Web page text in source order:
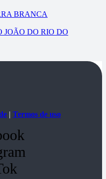
BRANCA
JOÃO DO RIO DO
| Termos de uso